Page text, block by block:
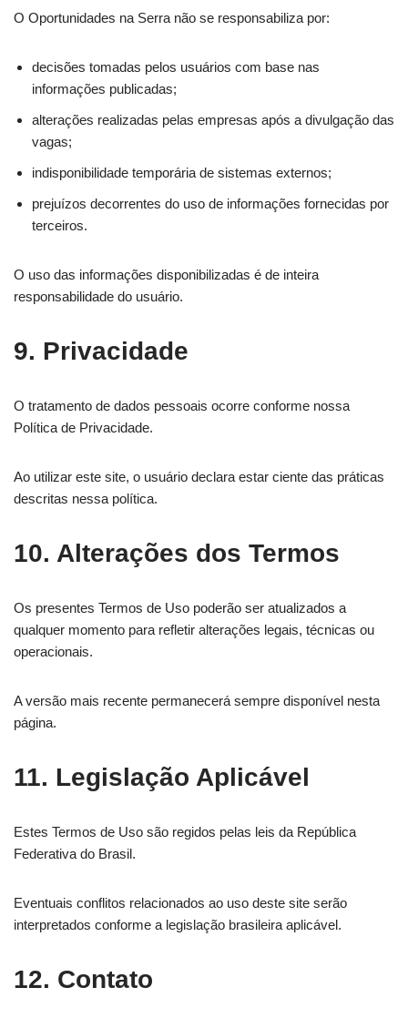
O Oportunidades na Serra não se responsabiliza por:
decisões tomadas pelos usuários com base nas
informações publicadas;
alterações realizadas pelas empresas após a divulgação das
vagas;
indisponibilidade temporária de sistemas externos;
prejuízos decorrentes do uso de informações fornecidas por
terceiros.
O uso das informações disponibilizadas é de inteira
responsabilidade do usuário.
9. Privacidade
O tratamento de dados pessoais ocorre conforme nossa
Política de Privacidade.
Ao utilizar este site, o usuário declara estar ciente das práticas
descritas nessa política.
10. Alterações dos Termos
Os presentes Termos de Uso poderão ser atualizados a
qualquer momento para refletir alterações legais, técnicas ou
operacionais.
A versão mais recente permanecerá sempre disponível nesta
página.
11. Legislação Aplicável
Estes Termos de Uso são regidos pelas leis da República
Federativa do Brasil.
Eventuais conflitos relacionados ao uso deste site serão
interpretados conforme a legislação brasileira aplicável.
12. Contato